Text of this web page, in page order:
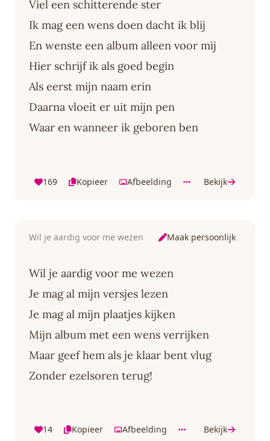
Viel een schitterende ster
Ik mag een wens doen dacht ik blij
En wenste een album alleen voor mij
Hier schrijf ik als goed begin
Als eerst mijn naam erin
Daarna vloeit er uit mijn pen
Waar en wanneer ik geboren ben
169 Kopieer Afbeelding Bekijk
Wil je aardig voor me wezen Maak persoonlijk
Wil je aardig voor me wezen
Je mag al mijn versjes lezen
Je mag al mijn plaatjes kijken
Mijn album met een wens verrijken
Maar geef hem als je klaar bent vlug
Zonder ezelsoren terug!
14 Kopieer Afbeelding Bekijk